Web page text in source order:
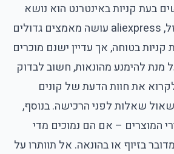
בעת קניות באינטרנט הוא נושא
האמינות. למרבה המזל, aliexpress עושה מאמצים גדולים
קניות בטוחה, אך עדיין ישנם מוכרים
מנת להימנע מהונאות, חשוב לבדוק
את חוות הדעת של קונים
שאלות לפני הרכישה. בנוסף,
המוצרים – אם הם נמוכים מדי
בזיוף או בהונאה. אל תוותרו על